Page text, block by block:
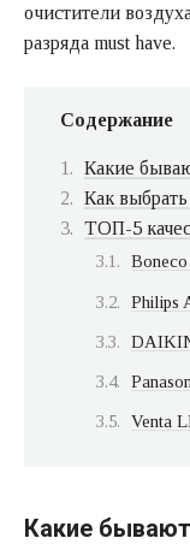
очистители
разряда must have.
Содержание
Какие
Как
ТОП-5
Philips
Venta
Какие